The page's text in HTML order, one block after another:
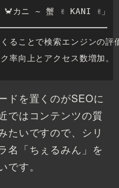
🦀カニ ~ 蟹 ✌ KANI ✌」
ることで検索エンジンの評
率向上とアクセス数増加。
ドを置くのがSEOに
ではコンテンツの質
たいですので、シリ
名「ちぇるみん」を
す。